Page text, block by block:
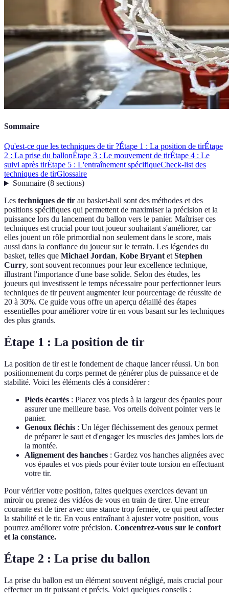
Sommaire
Qu'est-ce que les techniques de tir ?Étape 1 : La position de tirÉtape
2 : La prise du ballonÉtape 3 : Le mouvement de tirÉtape 4 : Le
suivi après tirÉtape 5 : L'entraînement spécifiqueCheck-list des
techniques de tirGlossaire
Sommaire(8 sections)
Les techniques de tir au basket-ball sont des méthodes et des
positions spécifiques qui permettent de maximiser la précision et la
puissance lors du lancement du ballon vers le panier. Maîtriser ces
techniques est crucial pour tout joueur souhaitant s'améliorer, car
elles jouent un rôle primordial non seulement dans le score, mais
aussi dans la confiance du joueur sur le terrain. Les légendes du
basket, telles que Michael Jordan, Kobe BryantetStephen
Curry, sont souvent reconnues pour leur excellence technique,
illustrant l'importance d'une base solide. Selon des études, les
joueurs qui investissent le temps nécessaire pour perfectionner leurs
techniques de tir peuvent augmenter leur pourcentage de réussite de
20 à 30%. Ce guide vous offre un aperçu détaillé des étapes
essentielles pour améliorer votre tir en vous basant sur les techniques
des plus grands.
Étape 1 : La position de tir
La position de tir est le fondement de chaque lancer réussi. Un bon
positionnement du corps permet de générer plus de puissance et de
stabilité. Voici les éléments clés à considérer :
Pieds écartés : Placez vos pieds à la largeur des épaules pour
assurer une meilleure base. Vos orteils doivent pointer vers le
panier.
Genoux fléchis : Un léger fléchissement des genoux permet
de préparer le saut et d'engager les muscles des jambes lors de
la montée.
Alignement des hanches : Gardez vos hanches alignées avec
vos épaules et vos pieds pour éviter toute torsion en effectuant
votre tir.
Pour vérifier votre position, faites quelques exercices devant un
miroir ou prenez des vidéos de vous en train de tirer. Une erreur
courante est de tirer avec une stance trop fermée, ce qui peut affecter
la stabilité et le tir. En vous entraînant à ajuster votre position, vous
pourrez améliorer votre précision. Concentrez-vous sur le confort
et la constance.
Étape 2 : La prise du ballon
La prise du ballon est un élément souvent négligé, mais crucial pour
effectuer un tir puissant et précis. Voici quelques conseils :